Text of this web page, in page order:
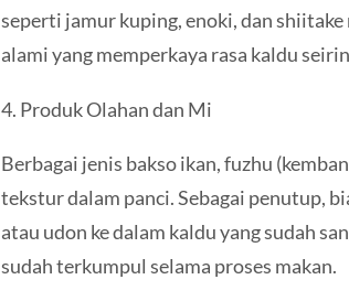
seperti jamur kuping, enoki, dan
alami yang memperkaya rasa kaldu
4. Produk Olahan dan Mi
Berbagai jenis bakso ikan, fuzhu
tekstur dalam panci. Sebagai penutup,
atau udon ke dalam kaldu yang sudah
sudah terkumpul selama proses makan.